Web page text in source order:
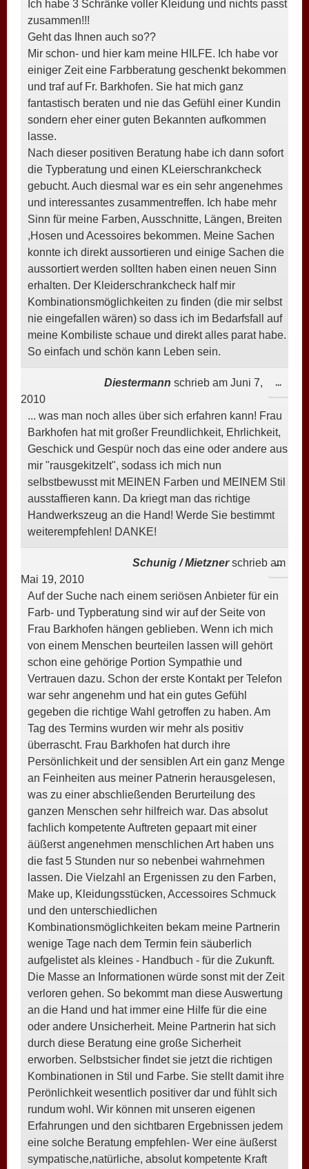
Ich habe 3 Schränke voller Kleidung und nichts passt
zusammen!!!
Geht das Ihnen auch so??
Mir schon- und hier kam meine HILFE. Ich habe vor
einiger Zeit eine Farbberatung geschenkt bekommen
und traf auf Fr. Barkhofen. Sie hat mich ganz
fantastisch beraten und nie das Gefühl einer Kundin
sondern eher einer guten Bekannten aufkommen
lasse.
Nach dieser positiven Beratung habe ich dann sofort
die Typberatung und einen KLeierschrankcheck
gebucht. Auch diesmal war es ein sehr angenehmes
und interessantes zusammentreffen. Ich habe mehr
Sinn für meine Farben, Ausschnitte, Längen, Breiten
,Hosen und Acessoires bekommen. Meine Sachen
konnte ich direkt aussortieren und einige Sachen die
aussortiert werden sollten haben einen neuen Sinn
erhalten. Der Kleiderschrankcheck half mir
Kombinationsmöglichkeiten zu finden (die mir selbst
nie eingefallen wären) so dass ich im Bedarfsfall auf
meine Kombiliste schaue und direkt alles parat habe.
So einfach und schön kann Leben sein.
Diestermann schrieb am Juni 7,
2010
... was man noch alles über sich erfahren kann! Frau
Barkhofen hat mit großer Freundlichkeit, Ehrlichkeit,
Geschick und Gespür noch das eine oder andere aus
mir "rausgekitzelt", sodass ich mich nun
selbstbewusst mit MEINEN Farben und MEINEM Stil
ausstaffieren kann. Da kriegt man das richtige
Handwerkszeug an die Hand! Werde Sie bestimmt
weiterempfehlen! DANKE!
...DIESE
EIN-/
Schunig / Mietzner schrieb am
Mai 19, 2010
Auf der Suche nach einem seriösen Anbieter für ein
Farb- und Typberatung sind wir auf der Seite von
Frau Barkhofen hängen geblieben. Wenn ich mich
von einem Menschen beurteilen lassen will gehört
schon eine gehörige Portion Sympathie und
Vertrauen dazu. Schon der erste Kontakt per Telefon
war sehr angenehm und hat ein gutes Gefühl
gegeben die richtige Wahl getroffen zu haben. Am
Tag des Termins wurden wir mehr als positiv
überrascht. Frau Barkhofen hat durch ihre
Persönlichkeit und der sensiblen Art ein ganz Menge
an Feinheiten aus meiner Patnerin herausgelesen,
was zu einer abschließenden Berurteilung des
ganzen Menschen sehr hilfreich war. Das absolut
fachlich kompetente Auftreten gepaart mit einer
äüßerst angenehmen menschlichen Art haben uns
die fast 5 Stunden nur so nebenbei wahrnehmen
lassen. Die Vielzahl an Ergenissen zu den Farben,
Make up, Kleidungsstücken, Accessoires Schmuck
und den unterschiedlichen
Kombinationsmöglichkeiten bekam meine Partnerin
wenige Tage nach dem Termin fein säuberlich
aufgelistet als kleines - Handbuch - für die Zukunft.
Die Masse an Informationen würde sonst mit der Zeit
verloren gehen. So bekommt man diese Auswertung
an die Hand und hat immer eine Hilfe für die eine
oder andere Unsicherheit. Meine Partnerin hat sich
durch diese Beratung eine große Sicherheit
erworben. Selbstsicher findet sie jetzt die richtigen
Kombinationen in Stil und Farbe. Sie stellt damit ihre
Perönlichkeit wesentlich positiver dar und fühlt sich
rundum wohl. Wir können mit unseren eigenen
Erfahrungen und den sichtbaren Ergebnissen jedem
eine solche Beratung empfehlen- Wer eine äußerst
sympatische,natürliche, absolut kompetente Kraft
...DIESE